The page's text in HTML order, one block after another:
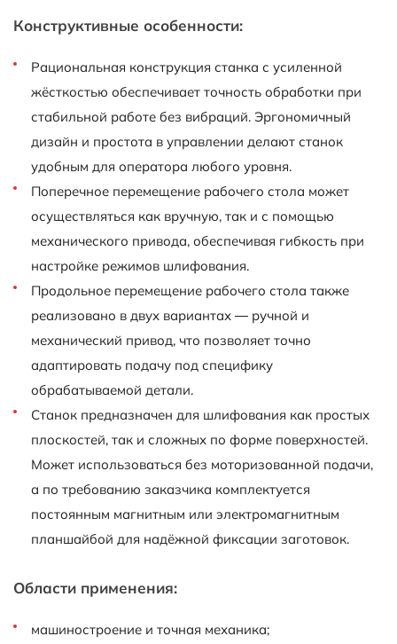
Конструктивные особенности:
Рациональная конструкция станка с усиленной
жёсткостью обеспечивает точность обработки при
стабильной работе без вибраций. Эргономичный
дизайн и простота в управлении делают станок
удобным для оператора любого уровня.
Поперечное перемещение рабочего стола может
осуществляться как вручную, так и с помощью
механического привода, обеспечивая гибкость при
настройке режимов шлифования.
Продольное перемещение рабочего стола также
реализовано в двух вариантах — ручной и
механический привод, что позволяет точно
адаптировать подачу под специфику
обрабатываемой детали.
Станок предназначен для шлифования как простых
плоскостей, так и сложных по форме поверхностей.
Может использоваться без моторизованной подачи,
а по требованию заказчика комплектуется
постоянным магнитным или электромагнитным
планшайбой для надёжной фиксации заготовок.
Области применения:
машиностроение и точная механика;